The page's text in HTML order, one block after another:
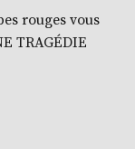
rouges vous
TRAGÉDIE